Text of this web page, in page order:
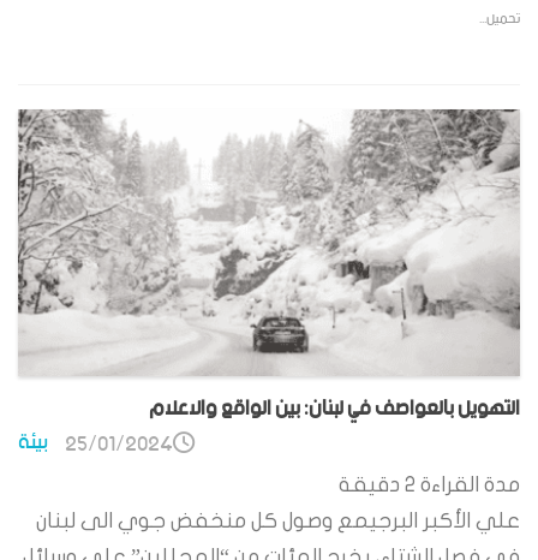
تحميل...
التهويل بالعواصف في لبنان: بين الواقع والاعلام
بيئة 25/01/2024
مدة القراءة 2 دقيقة
علي الأكبر البرجيمع وصول كل منخفض جوي الى لبنان